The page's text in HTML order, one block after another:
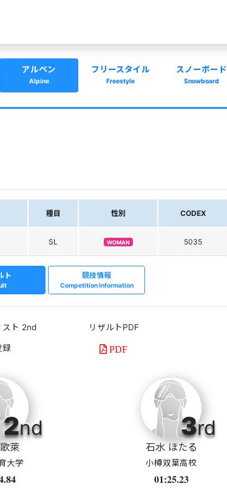
アルペン
Alpine
フリースタイル
Freestyle
スノーボード
Snowboard
種目 性別 CODEX
SL WOMAN 5035
ト 競技情報
Competition Information
スト 2nd リザルトPDF
PDF
2nd
萊
大学
3rd
石水 ほたる
小樽双葉高校
01:25.23